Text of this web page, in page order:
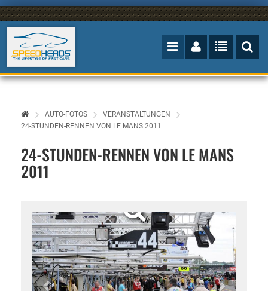
AUTO-FOTOS
VERANSTALTUNGEN
24-STUNDEN-RENNEN VON LE MANS 2011
24-STUNDEN-RENNEN VON LE MANS
2011